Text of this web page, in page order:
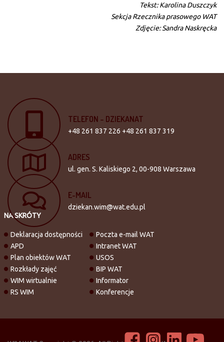
Tekst: Karolina Duszczyk
Sekcja Rzecznika prasowego WAT
Zdjęcie: Sandra Naskręcka
TELEFON – DZIEKANAT
+48 261 837 226 +48 261 837 319
ADRES
ul. gen. S. Kaliskiego 2, 00-908 Warszawa
E-MAIL
dziekan.wim@wat.edu.pl
NA SKRÓTY
Deklaracja dostępności
APD
Plan obiektów WAT
Rozkłady zajęć
WIM wirtualnie
RS WIM
Poczta e-mail WAT
Intranet WAT
USOS
BIP WAT
Informator
Konferencje